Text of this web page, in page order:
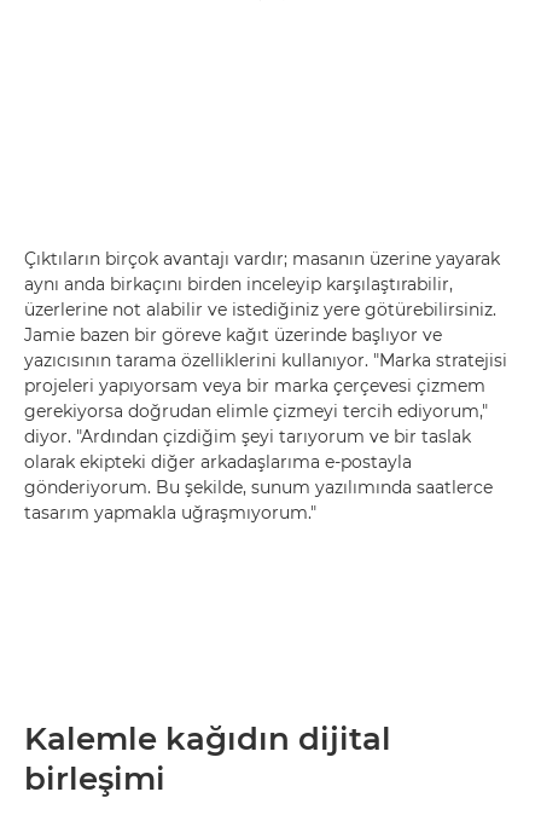
Çıktıların birçok avantajı vardır; masanın üzerine yayarak
aynı anda birkaçını birden inceleyip karşılaştırabilir,
üzerlerine not alabilir ve istediğiniz yere götürebilirsiniz.
Jamie bazen bir göreve kağıt üzerinde başlıyor ve
yazıcısının tarama özelliklerini kullanıyor. "Marka stratejisi
projeleri yapıyorsam veya bir marka çerçevesi çizmem
gerekiyorsa doğrudan elimle çizmeyi tercih ediyorum,"
diyor. "Ardından çizdiğim şeyi tarıyorum ve bir taslak
olarak ekipteki diğer arkadaşlarıma e-postayla
gönderiyorum. Bu şekilde, sunum yazılımında saatlerce
tasarım yapmakla uğraşmıyorum."
Kalemle kağıdın dijital
birleşimi